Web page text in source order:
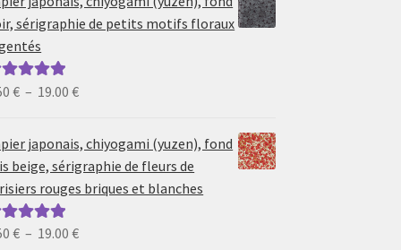
6.50 €
sérigraphie de petits motifs floraux
5.00sur
€ – 19.00€Plage
prix :
6.50 €
à
19.00 €
japonais, chiyogami (yuzen), fond
beige, sérigraphie de fleurs de
rouges briques et blanches
5.00sur
€ – 19.00€Plage